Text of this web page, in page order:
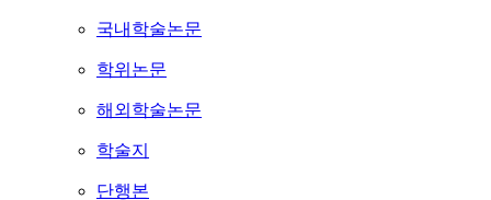
국내학술논문
학위논문
해외학술논문
학술지
단행본